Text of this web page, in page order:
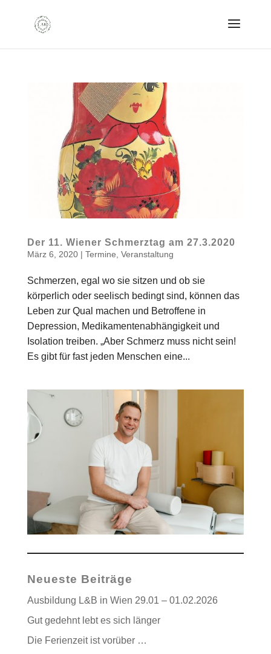
Der 11. Wiener Schmerztag am 27.3.2020
März 6, 2020| Termine Veranstaltung
Schmerzen, egal wo sie sitzen und ob sie
körperlich oder seelisch bedingt sind, können das
Leben zur Qual machen und Betroffene in
Depression, Medikamentenabhängigkeit und
Isolation treiben. „Aber Schmerz muss nicht sein!
Es gibt für fast jeden Menschen eine...
Neueste Beiträge
Ausbildung L&B in Wien 29.01 – 01.02.2026
Gut gedehnt lebt es sich länger
Die Ferienzeit ist vorüber …